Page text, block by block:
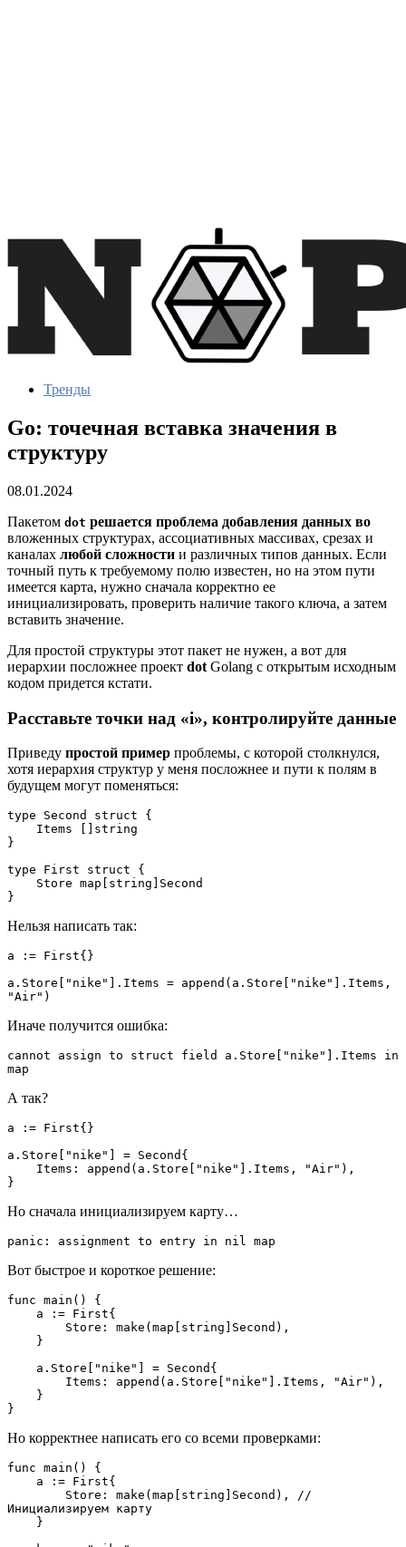
Тренды
Go: точечная вставка значения в
структуру
08.01.2024
Пакетом dot решается проблема добавления данных во
вложенных структурах, ассоциативных массивах, срезах и
каналах любой сложности и различных типов данных. Если
точный путь к требуемому полю известен, но на этом пути
имеется карта, нужно сначала корректно ее
инициализировать, проверить наличие такого ключа, а затем
вставить значение.
Для простой структуры этот пакет не нужен, а вот для
иерархии посложнее проект dot Golang с открытым исходным
кодом придется кстати.
Расставьте точки над «i», контролируйте данные
Приведу простой пример проблемы, с которой столкнулся,
хотя иерархия структур у меня посложнее и пути к полям в
будущем могут поменяться:
type Second struct {
    Items []string
}
type First struct {
    Store map[string]Second
}
Нельзя написать так:
a := First{}
a.Store["nike"].Items = append(a.Store["nike"].Items,
"Air")
Иначе получится ошибка:
cannot assign to struct field a.Store["nike"].Items in
map
А так?
a := First{}
a.Store["nike"] = Second{
    Items: append(a.Store["nike"].Items, "Air"),
}
Но сначала инициализируем карту…
panic: assignment to entry in nil map
Вот быстрое и короткое решение:
func main() {
    a := First{
        Store: make(map[string]Second),
    }
    a.Store["nike"] = Second{
        Items: append(a.Store["nike"].Items, "Air"),
    }
}
Но корректнее написать его со всеми проверками:
func main() {
    a := First{
Инициализируем карту
    }